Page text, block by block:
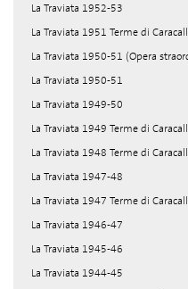
La Traviata 1952-53
La Traviata 1951 Terme di
La Traviata 1950-51 (Opera
La Traviata 1950-51
La Traviata 1949-50
La Traviata 1949 Terme di
La Traviata 1948 Terme di
La Traviata 1947-48
La Traviata 1947 Terme di
La Traviata 1946-47
La Traviata 1945-46
La Traviata 1944-45